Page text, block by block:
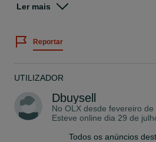
fios), Frequência e Continuidade.
tarefas repetitivas.
Estado do Equipamento:
marcas ligeiras de uso normal na
• Painel frontal e botões em ótimo
Ler mais
Reportar
UTILIZADOR
Dbuysell
No OLX desde fevereiro de
Esteve online dia 29 de
Todos os anúncios